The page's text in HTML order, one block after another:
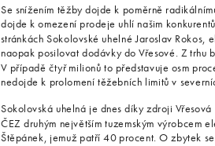
Se snížením těžby dojde k poměrně
dojde k omezení prodeje uhlí našim
stránkách Sokolovské uhelné Jaroslav
naopak posilovat dodávky do Vřesové. Z trhu
V případě čtyř milionů to představuje osm
nedojde k prolomení těžebních limitů v
Sokolovská uhelná je dnes díky zdroji
ČEZ druhým největším tuzemským výrobcem
Štěpánek, jemuž patří 40 procent. O zbytek